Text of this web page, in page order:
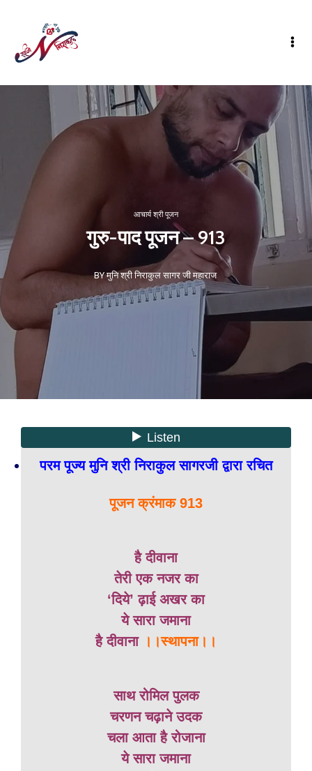
आचार्य श्री पूजन
गुरु-पाद पूजन – 913
BY मुनि श्री निराकुल सागर जी महाराज
परम पूज्य मुनि श्री निराकुल सागरजी द्वारा रचित
पूजन क्रंमाक 913
है दीवाना
तेरी एक नजर का
‘दिये’ ढ़ाई अखर का
ये सारा जमाना
है दीवाना ।।स्थापना।।
साथ रोमिल पुलक
चरणन चढ़ाने उदक
चला आता है रोजाना
ये सारा जमाना